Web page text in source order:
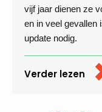
vijf jaar dienen ze
en in veel gevallen
update nodig.
Verder lezen